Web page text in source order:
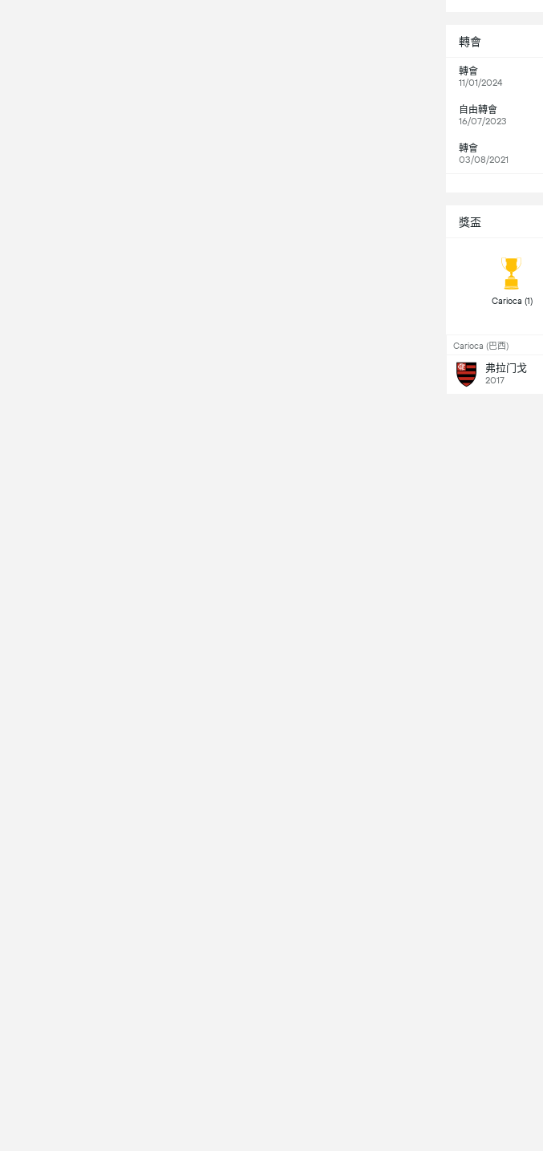
轉會
轉會
11/01/2024
自由轉會
16/07/2023
轉會
03/08/2021
獎盃
Carioca (1)
Carioca (巴西)
弗拉门戈
2017